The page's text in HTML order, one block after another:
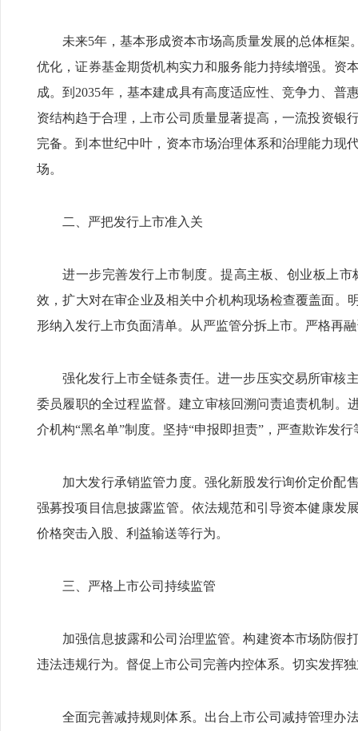
未来5年，基本形成资本市场高质量发展的总体框
优化，证券基金期货机构实力和服务能力持续增强。资
成。到2035年，基本建成具有高度适应性、竞争力、
资结构趋于合理，上市公司质量显著提高，一流投资银
完备。到本世纪中叶，资本市场治理体系和治理能力现
场。
二、严把发行上市准入关
进一步完善发行上市制度。提高主板、创业板上
效，扩大对在审企业及相关中介机构现场检查覆盖面。
形纳入发行上市负面清单。从严监管分拆上市。严格再
强化发行上市全链条责任。进一步压实交易所审核
委员履职的全过程监督。建立审核回溯问责追责机制。
介机构“黑名单”制度。坚持“申报即担责”，严查欺诈发
加大发行承销监管力度。强化新股发行询价定价配
强募投项目信息披露监管。依法规范和引导资本健康发
价格突击入股、利益输送等行为。
三、严格上市公司持续监管
加强信息披露和公司治理监管。构建资本市场防假
违法违规行为。督促上市公司完善内控体系。切实发挥
全面完善减持规则体系。出台上市公司减持管理办